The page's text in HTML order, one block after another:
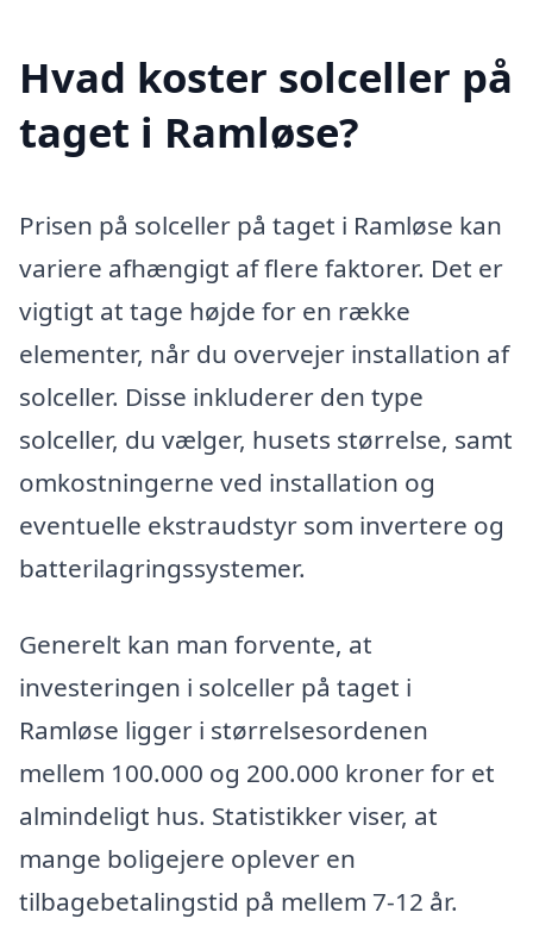
Hvad koster solceller på
taget i Ramløse?
Prisen på solceller på taget i Ramløse kan
variere afhængigt af flere faktorer. Det er
vigtigt at tage højde for en række
elementer, når du overvejer installation af
solceller. Disse inkluderer den type
solceller, du vælger, husets størrelse, samt
omkostningerne ved installation og
eventuelle ekstraudstyr som invertere og
batterilagringssystemer.
Generelt kan man forvente, at
investeringen i solceller på taget i
Ramløse ligger i størrelsesordenen
mellem 100.000 og 200.000 kroner for et
almindeligt hus. Statistikker viser, at
mange boligejere oplever en
tilbagebetalingstid på mellem 7-12 år.